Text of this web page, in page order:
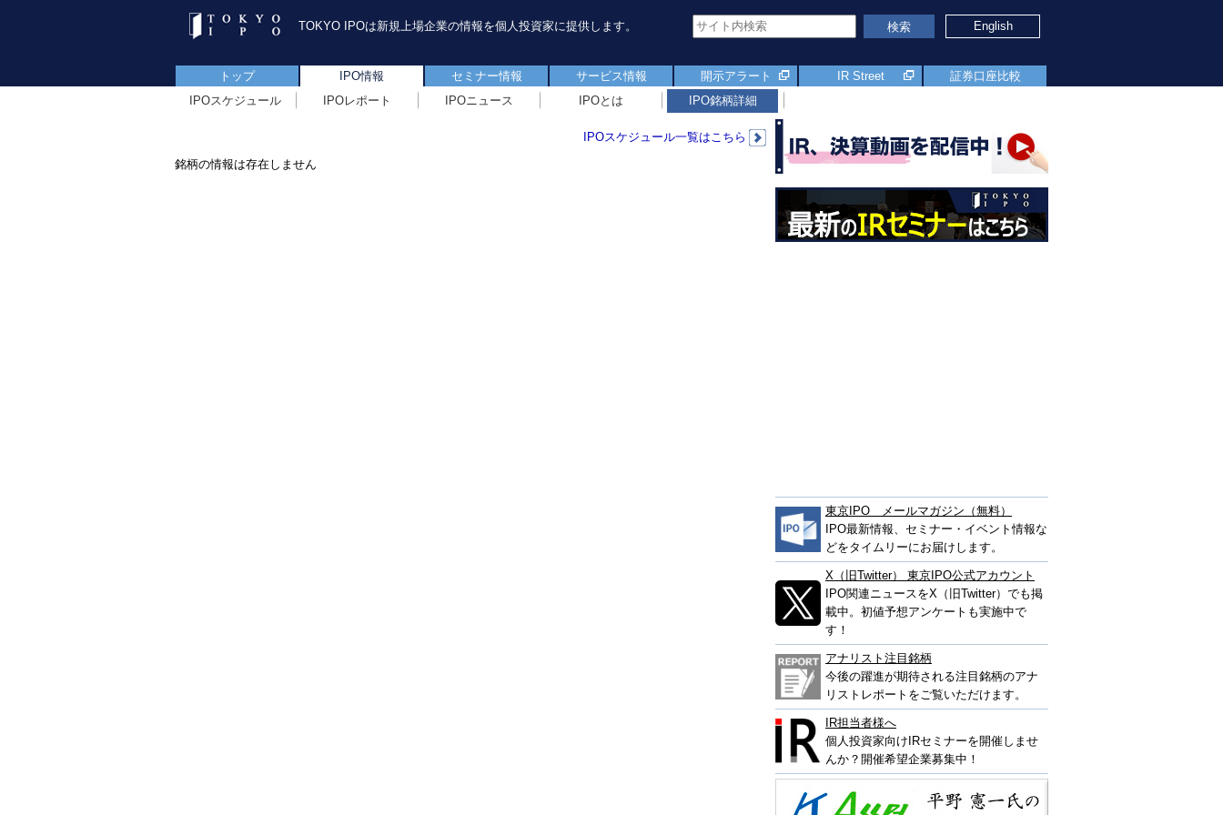
TOKYO IPOは新規上場企業の情報を個人投資家に提供します。 検索 English
トップ IPO情報 セミナー情報 サービス情報 開示アラート IR Street
証券口座比較
IPOスケジュール
IPOレポート IPOニュース IPOとは IPO銘柄詳細
IPOスケジュール一覧はこちら
銘柄の情報は存在しません
東京IPO メールマガジン（無料）
IPO最新情報、セミナー・イベント情報な
どをタイムリーにお届けします。
X（旧Twitter） 東京IPO公式アカウント
IPO関連ニュースをX（旧Twitter）でも掲
載中。初値予想アンケートも実施中で
す！
アナリスト注目銘柄
今後の躍進が期待される注目銘柄のアナ
リストレポートをご覧いただけます。
IR担当者様へ
個人投資家向けIRセミナーを開催しませ
んか？開催希望企業募集中！